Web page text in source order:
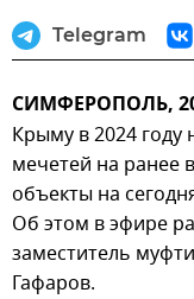
Telegram
СИМФЕРОПОЛЬ,
Крыму в 2024 году
мечетей на ранее
объекты на
Об этом в эфире
заместитель
Гафаров.